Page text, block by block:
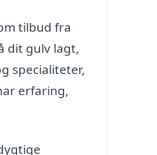
tilbud fra
dit gulv lagt,
specialiteter,
erfaring,